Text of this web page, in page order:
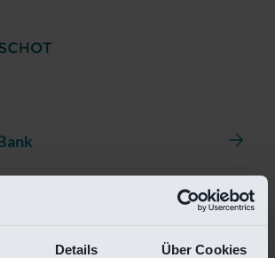
Details Über Cookies